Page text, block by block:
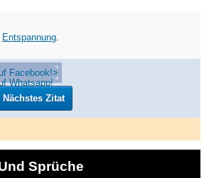
Entspannung.
Nächstes Zitat
Sprüche